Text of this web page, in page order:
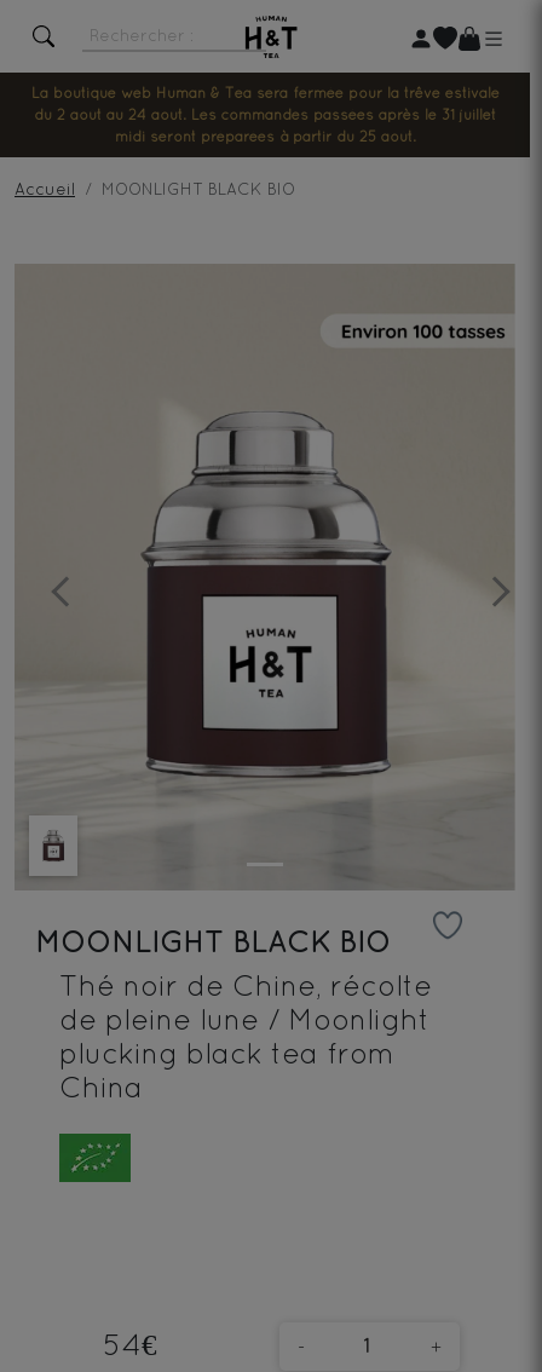
La boutique web Human & Tea sera fermée pour la trêve estivale
du 2 août au 24 août. Les commandes passées après le 31 juillet
midi seront préparées à partir du 25 août.
Accueil MOONLIGHT BLACK BIO
Previous Next
MOONLIGHT BLACK BIO
Thé noir de Chine, récolte
de pleine lune / Moonlight
plucking black tea from
China
54€ - +